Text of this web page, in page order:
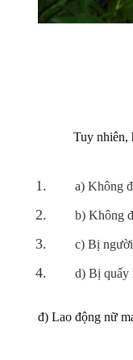
Tuy nhiên,
a) Không
b) Không
c) Bị
d) Bị quấy
đ) Lao động nữ